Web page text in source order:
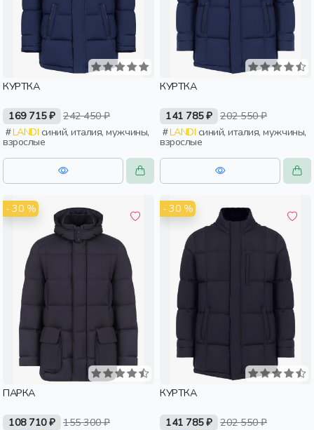
КУРТКА
169 715 ₽ 242 450 ₽
LANDI
взрослые
КУРТКА
141 785 ₽ 202 550 ₽
LANDI
взрослые
- 30 %
ПАРКА
108 710 ₽ 155 300 ₽
- 30 %
КУРТКА
141 785 ₽ 202 550 ₽